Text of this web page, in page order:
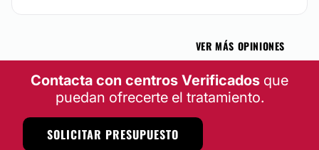
Contamos con diversos tratamientos para el
rejuvenecimiento de la piel, que harán que luzcas con
mejor calidad de piel, desde dentro hacia fuera.
CONTACTAR
VER MÁS OPINIONES
Contacta con centros Verificados que
puedan ofrecerte el tratamiento.
SOLICITAR PRESUPUESTO